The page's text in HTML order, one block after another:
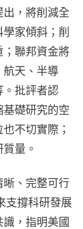
，將削減全
家傾斜；削
；聯邦資金將
航天、半導
。批評者認
礎研究的空
不切實際；
量。
晰、完整可行
支撐科研發展
，指明美國